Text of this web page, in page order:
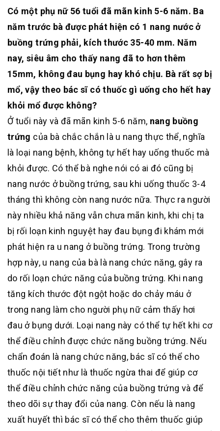
Có một phụ nữ 56 tuổi đã mãn kinh 5-6 năm. Ba
năm trước bà được phát hiện có 1 nang nước ở
buồng trứng phải, kích thước 35-40 mm. Năm
nay, siêu âm cho thấy nang đã to hơn thêm
15mm, không đau bụng hay khó chịu. Bà rất sợ bị
mổ, vậy theo bác sĩ có thuốc gì uống cho hết hay
khỏi mổ được không?
Ở tuổi này và đã mãn kinh 5-6 năm, nang buồng
trứng của bà chắc chắn là u nang thực thể, nghĩa
là loại nang bệnh, không tự hết hay uống thuốc mà
khỏi được. Có thể bà nghe nói có ai đó cũng bị
nang nước ở buồng trứng, sau khi uống thuốc 3-4
tháng thì không còn nang nước nữa. Thực ra người
này nhiều khả năng vẫn chưa mãn kinh, khi chị ta
bị rối loạn kinh nguyệt hay đau bụng đi khám mới
phát hiện ra u nang ở buồng trứng. Trong trường
hợp này, u nang của bà là nang chức năng, gây ra
do rối loạn chức năng của buồng trứng. Khi nang
tăng kích thước đột ngột hoặc do chảy máu ở
trong nang làm cho người phụ nữ cảm thấy hơi
đau ở bụng dưới. Loại nang này có thể tự hết khi cơ
thể điều chỉnh được chức năng buồng trứng. Nếu
chẩn đoán là nang chức năng, bác sĩ có thể cho
thuốc nội tiết như là thuốc ngừa thai để giúp cơ
thể điều chỉnh chức năng của buồng trứng và để
theo dõi sự thay đổi của nang. Còn nếu là nang
xuất huyết thì bác sĩ có thể cho thêm thuốc giúp